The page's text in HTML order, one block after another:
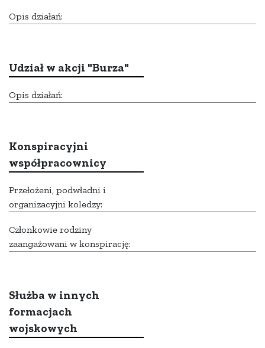
Opis działań:
Udział w akcji "Burza"
Opis działań:
Konspiracyjni
współpracownicy
Przełożeni, podwładni i
organizacyjni koledzy:
Członkowie rodziny
zaangażowani w konspirację:
Służba w innych
formacjach
wojskowych